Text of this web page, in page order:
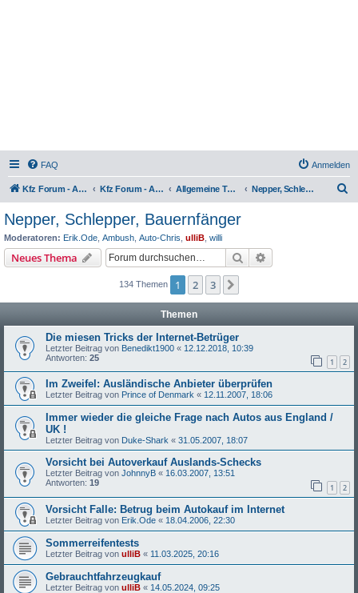
FAQ Anmelden
Kfz Forum - Auto, Motorrad und LKW Kfz Forum - Auto, Motorrad und LKW Allgemeine Themen rund ums Kfz Nepper, Schlepper, Bauernfänger
Nepper, Schlepper, Bauernfänger
Moderatoren: Erik.Ode Ambush Auto-Chris ulliB willi
Neues Thema Suche
134 Themen 1 2 3
Themen
Die miesen Tricks der Internet-Betrüger
Letzter Beitrag von Benedikt1900 « 12.12.2018, 10:39
Antworten: 25 1 2
Im Zweifel: Ausländische Anbieter überprüfen
Letzter Beitrag von Prince of Denmark « 12.11.2007, 18:06
Immer wieder die gleiche Frage nach Autos aus England /
UK !
Letzter Beitrag von Duke-Shark « 31.05.2007, 18:07
Vorsicht bei Autoverkauf Auslands-Schecks
Letzter Beitrag von JohnnyB « 16.03.2007, 13:51
Antworten: 19 1 2
Vorsicht Falle: Betrug beim Autokauf im Internet
Letzter Beitrag von Erik.Ode « 18.04.2006, 22:30
Sommerreifentests
Letzter Beitrag von ulliB « 11.03.2025, 20:16
Gebrauchtfahrzeugkauf
Letzter Beitrag von ulliB « 14.05.2024, 09:25